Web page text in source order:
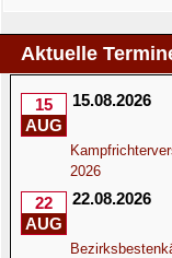
Aktuelle
15
AUG
15.08.2026
2026
22
AUG
22.08.2026